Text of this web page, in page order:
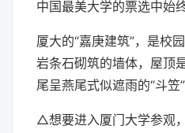
中国最美大学的票选中始
厦大的“嘉庚建筑”，是校
岩条石砌筑的墙体，屋顶
尾呈燕尾式似遮雨的“斗笠
△想要进入厦门大学参观